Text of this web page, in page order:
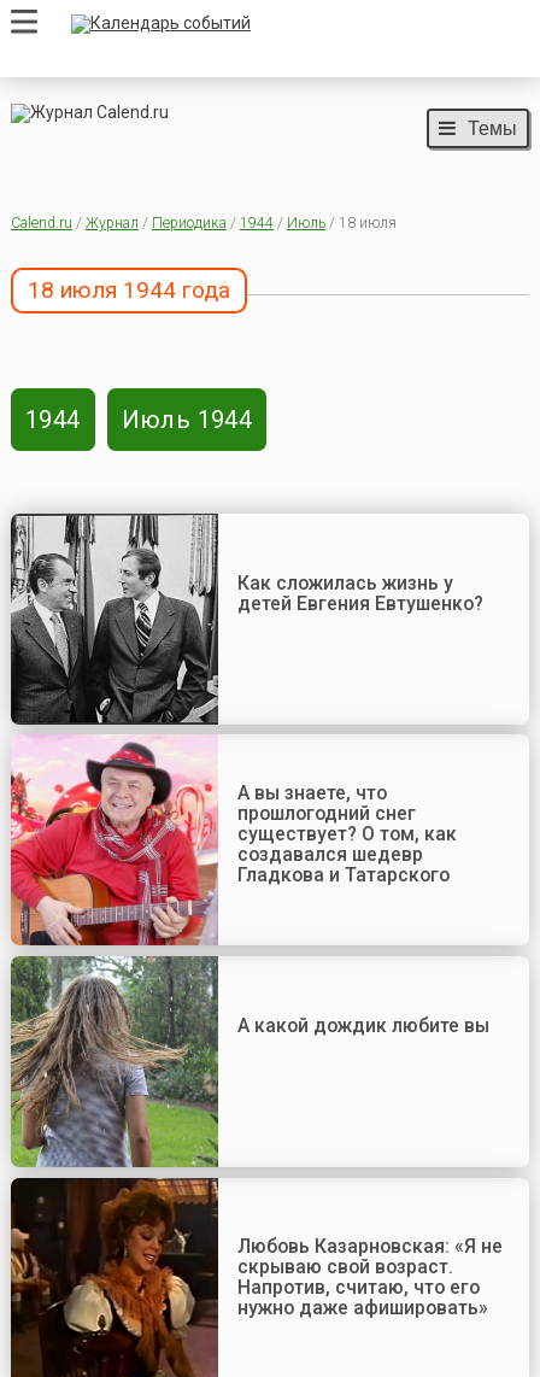
Темы
Calend.ru / Журнал / Периодика / 1944/ Июль/ 18 июля
18 июля 1944 года
1944 Июль 1944
Как сложилась жизнь у
детей Евгения Евтушенко?
А вы знаете, что
прошлогодний снег
существует? О том, как
создавался шедевр
Гладкова и Татарского
А какой дождик любите вы
Любовь Казарновская: «Я не
скрываю свой возраст.
Напротив, считаю, что его
нужно даже афишировать»